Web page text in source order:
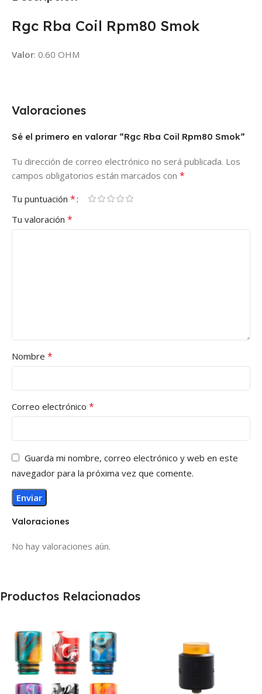
Rgc Rba Coil Rpm80 Smok
Valor: 0.60 OHM
Valoraciones
Valoraciones
No hay valoraciones aún.
Sé el primero en valorar “Rgc Rba Coil Rpm80 Smok”
Tu dirección de correo electrónico no será publicada. Los
campos obligatorios están marcados con *
Tu puntuación *
Tu valoración *
Nombre *
Correo electrónico *
Guarda mi nombre, correo electrónico y web en este
navegador para la próxima vez que comente.
Productos Relacionados